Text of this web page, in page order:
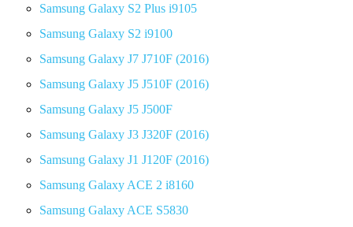
Samsung Galaxy S2 Plus i9105
Samsung Galaxy S2 i9100
Samsung Galaxy J7 J710F (2016)
Samsung Galaxy J5 J510F (2016)
Samsung Galaxy J5 J500F
Samsung Galaxy J3 J320F (2016)
Samsung Galaxy J1 J120F (2016)
Samsung Galaxy ACE 2 i8160
Samsung Galaxy ACE S5830